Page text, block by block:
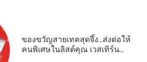
ของขวัญสายเทคสุดจึ้ง…ส่งต่อให้
คนพิเศษในลิสต์คุณ เวสเทิร์น
ดิจิตอล เปิดลิสต์สตอเรจ